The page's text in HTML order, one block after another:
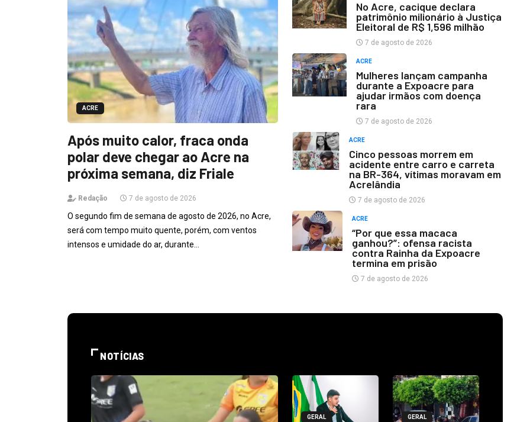
ACRE
Após muito calor, fraca onda
polar deve chegar ao Acre na
próxima semana, diz Friale
Redação 7 de agosto de 2026
O segundo fim de semana de agosto de 2026, no Acre,
será com tempo muito quente, porém, com ventos
intensos e umidade do ar, durante…
No Acre, cacique declara
patrimônio milionário à Justiça
Eleitoral de R$ 1,596 milhão
7 de agosto de 2026
ACRE
Mulheres lançam campanha
durante a Expoacre para
ajudar irmãos com doença
rara
7 de agosto de 2026
ACRE
Cinco pessoas morrem em
acidente entre carro e carreta
na BR-364, vítimas moravam em
Acrelândia
7 de agosto de 2026
ACRE
“Por que essa macaca
ganhou?”: ofensa racista
contra Rainha da Expoacre
termina em prisão
7 de agosto de 2026
NOTÍCIAS
GERAL GERAL